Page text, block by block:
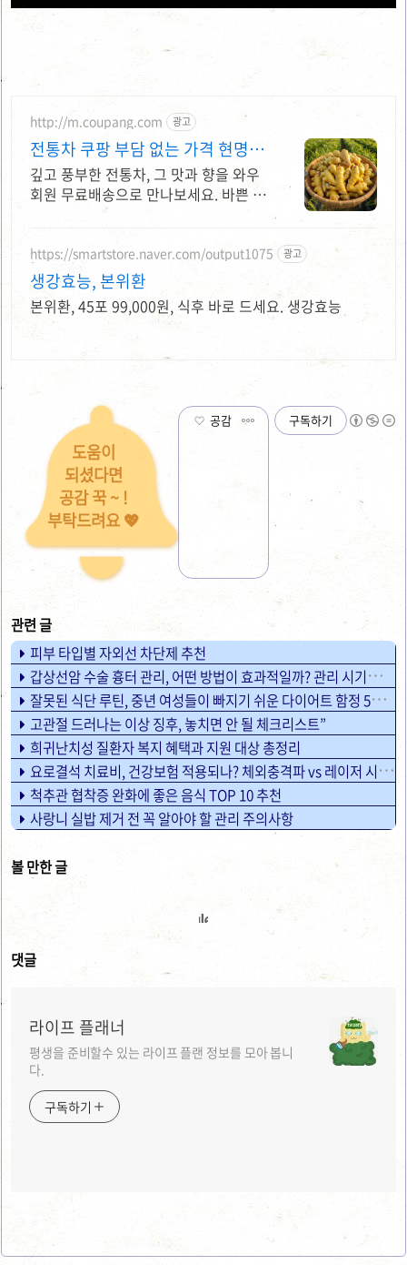
http://m.coupang.com 광고
전통차 쿠팡 부담 없는 가격 현명한
선택
깊고 풍부한 전통차, 그 맛과 향을 와우
회원 무료배송으로 만나보세요. 바쁜 일
상 속, 언제든 따뜻하게! 와우회원은 무
https://smartstore.naver.com/output1075 광고
생강효능, 본위환
본위환, 45포 99,000원, 식후 바로 드세요. 생강효능
도움이
되셨다면
공감 꾹 ~ !
부탁드려요 💖
공감 구독하기
피부 타입별 자외선 차단제 추천
갑상선암 수술 흉터 관리, 어떤 방법이 효과적일까? 관리 시기별 주의사항
잘못된 식단 루틴, 중년 여성들이 빠지기 쉬운 다이어트 함정 5가지
고관절 드러나는 이상 징후, 놓치면 안 될 체크리스트”
희귀난치성 질환자 복지 혜택과 지원 대상 총정리
요로결석 치료비, 건강보험 적용되나? 체외충격파 vs 레이저 시술
척추관 협착증 완화에 좋은 음식 TOP 10 추천
사랑니 실밥 제거 전 꼭 알아야 할 관리 주의사항
볼 만한 글
댓글
라이프 플래너
평생을 준비할수 있는 라이프 플랜 정보를 모아 봅니
다.
구독하기